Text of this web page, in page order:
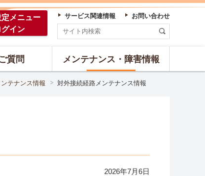
メニュー
グイン
質問 メンテナンス・障害情報
サービス関連情報 お問い合わせ
ンテナンス情報 対外接続経路メンテナンス情報
2026年7月6日